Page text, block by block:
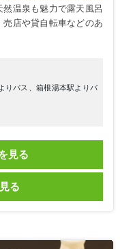
然温泉も魅力で露天風呂
店や貸自転車などのあ
りバス、箱根湯本駅よりバ
見る
る